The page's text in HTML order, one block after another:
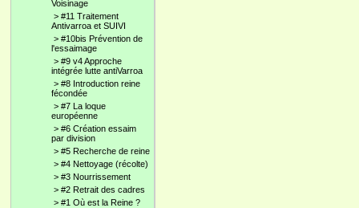
Voisinage
> #11 Traitement
Antivarroa et SUIVI
> #10bis Prévention de
l'essaimage
> #9 v4 Approche
intégrée lutte antiVarroa
> #8 Introduction reine
fécondée
> #7 La loque
européenne
> #6 Création essaim
par division
> #5 Recherche de reine
> #4 Nettoyage (récolte)
> #3 Nourrissement
> #2 Retrait des cadres
> #1 Où est la Reine ?